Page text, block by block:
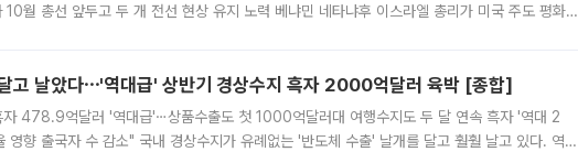
10월 총선 앞두고 두 개 전선 현상 유지 노력 베냐민 네타냐후 이스라엘 총리가 미국 주도 평화위
고 날았다⋯'역대급' 상반기 경상수지 흑자 2000억달러 육박 [종합]
자 478.9억달러 '역대급'⋯상품수출도 첫 1000억달러대 여행수지도 두 달 연속 흑자 '역대 2
영향 출국자 수 감소" 국내 경상수지가 유례없는 '반도체 수출' 날개를 달고 훨훨 날고 있다. 역대